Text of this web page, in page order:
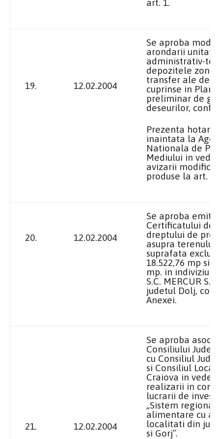
art. 1.
19. 12.02.2004
Se aproba
arondarii
administrativ-
depozitele
transfer ale
cuprinse in
preliminar de
deseurilor,
Prezenta
inaintata la
Nationala de
Mediului in
avizarii
produse la art. 1.
20. 12.02.2004
Se aproba
Certificatului de
dreptului de
asupra terenului
suprafata
18.522,76 mp si
mp. in
S.C. MERCUR
judetul Dolj,
Anexei.
21. 12.02.2004
Se aproba
Consiliului
cu Consiliul
si Consiliul
Craiova in
realizarii in
lucrarii de
„Sistem regional
alimentare cu
localitati din
si Gorj”.